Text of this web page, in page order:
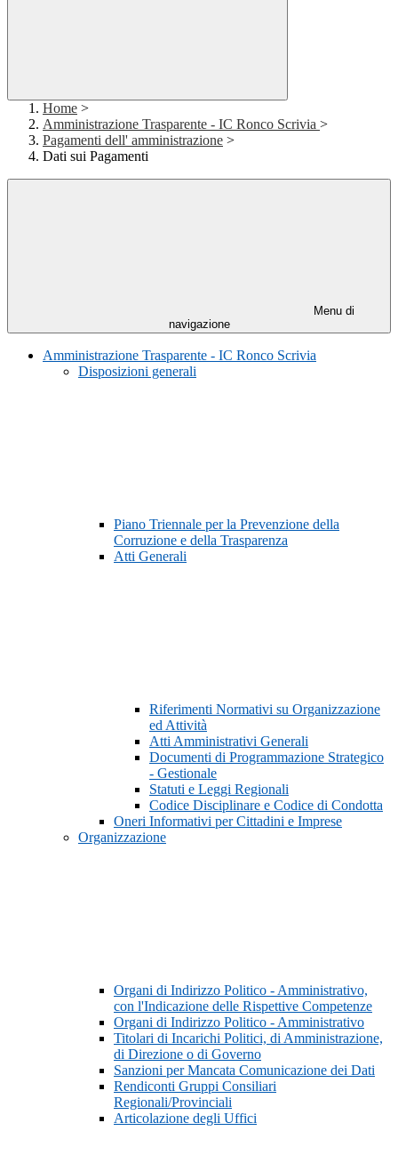
Home >
Amministrazione Trasparente - IC Ronco Scrivia >
Pagamenti dell' amministrazione >
Dati sui Pagamenti
Menu di
navigazione
Amministrazione Trasparente - IC Ronco Scrivia
Disposizioni generali
Piano Triennale per la Prevenzione della
Corruzione e della Trasparenza
Atti Generali
Riferimenti Normativi su Organizzazione
ed Attività
Atti Amministrativi Generali
Documenti di Programmazione Strategico
- Gestionale
Statuti e Leggi Regionali
Codice Disciplinare e Codice di Condotta
Oneri Informativi per Cittadini e Imprese
Organizzazione
Organi di Indirizzo Politico - Amministrativo,
con l'Indicazione delle Rispettive Competenze
Organi di Indirizzo Politico - Amministrativo
Titolari di Incarichi Politici, di Amministrazione,
di Direzione o di Governo
Sanzioni per Mancata Comunicazione dei Dati
Rendiconti Gruppi Consiliari
Regionali/Provinciali
Articolazione degli Uffici